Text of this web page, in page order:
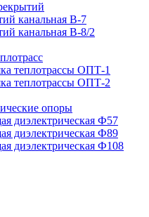
канальная В-7
канальная В-8/2
теплотрассы ОПТ-1
теплотрассы ОПТ-2
опоры
диэлектрическая Ф57
диэлектрическая Ф89
диэлектрическая Ф108